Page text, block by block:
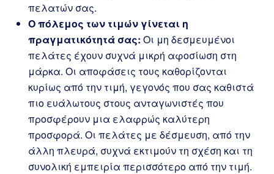
πελατών σας.
Ο πόλεμος των τιμών γίνεται η
πραγματικότητά σας: Οι μη δεσμευμένοι
πελάτες έχουν συχνά μικρή αφοσίωση στη
μάρκα. Οι αποφάσεις τους καθορίζονται
κυρίως από την τιμή, γεγονός που σας καθιστά
πιο ευάλωτους στους ανταγωνιστές που
προσφέρουν μια ελαφρώς καλύτερη
προσφορά. Οι πελάτες με δέσμευση, από την
άλλη πλευρά, συχνά εκτιμούν τη σχέση και τη
συνολική εμπειρία περισσότερο από την τιμή.